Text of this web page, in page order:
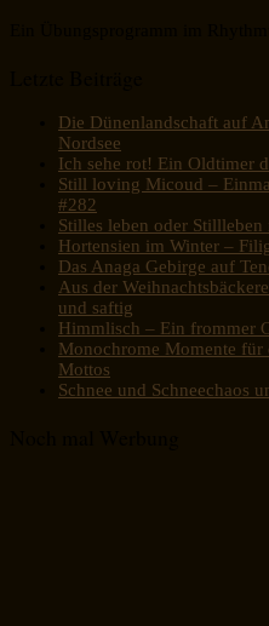
Die Dünenlandschaft auf
Nordsee
Ich sehe rot! Ein Oldtimer
Still loving Micoud –
#282
Stilles leben oder
Hortensien im Winter –
Das Anaga Gebirge auf
Aus der
und saftig
Himmlisch – Ein frommer
Monochrome Momente
Mottos
Schnee und Schneechaos